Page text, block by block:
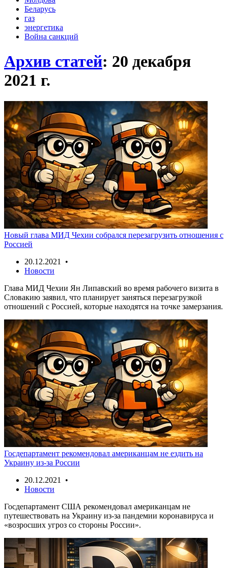
Беларусь
газ
энергетика
Война санкций
Архив статей: 20 декабря
2021 г.
Новый глава МИД Чехии собрался перезагрузить отношения с
Россией
20.12.2021 •
Новости
Глава МИД Чехии Ян Липавский во время рабочего визита в
Словакию заявил, что планирует заняться перезагрузкой
отношений с Россией, которые находятся на точке замерзания.
Госдепартамент рекомендовал американцам не ездить на
Украину из-за России
20.12.2021 •
Новости
Госдепартамент США рекомендовал американцам не
путешествовать на Украину из-за пандемии коронавируса и
«возросших угроз со стороны России».